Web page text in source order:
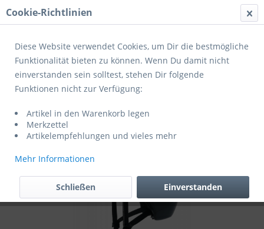
Menü
Übersicht Zubehör
Cookie-Richtlinien
Diese Website verwendet Cookies, um Dir die bestmögliche
Funktionalität bieten zu können. Wenn Du damit nicht
einverstanden sein solltest, stehen Dir folgende
Funktionen nicht zur Verfügung:
Artikel in den Warenkorb legen
Merkzettel
Artikelempfehlungen und vieles mehr
Mehr Informationen
Einverstanden
Schließen